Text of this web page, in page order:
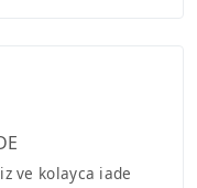
ve kolayca iade